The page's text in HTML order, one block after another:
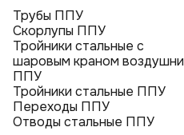
Трубы ППУ
Скорлупы ППУ
Тройники стальные с
шаровым краном
ППУ
Тройники стальные ППУ
Переходы ППУ
Отводы стальные ППУ